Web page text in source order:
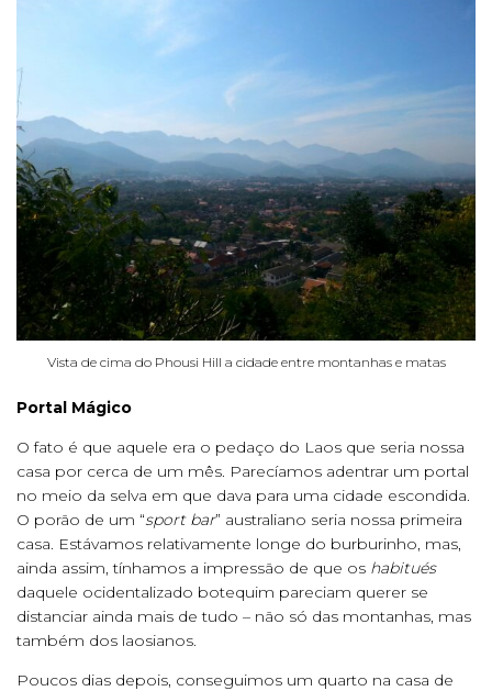
Vista de cima do Phousi Hill a cidade entre montanhas e matas
Portal Mágico
O fato é que aquele era o pedaço do Laos que seria nossa
casa por cerca de um mês. Parecíamos adentrar um portal
no meio da selva em que dava para uma cidade escondida.
O porão de um “sport bar” australiano seria nossa primeira
casa. Estávamos relativamente longe do burburinho, mas,
ainda assim, tínhamos a impressão de que os habitués
daquele ocidentalizado botequim pareciam querer se
distanciar ainda mais de tudo – não só das montanhas, mas
também dos laosianos.
Poucos dias depois, conseguimos um quarto na casa de